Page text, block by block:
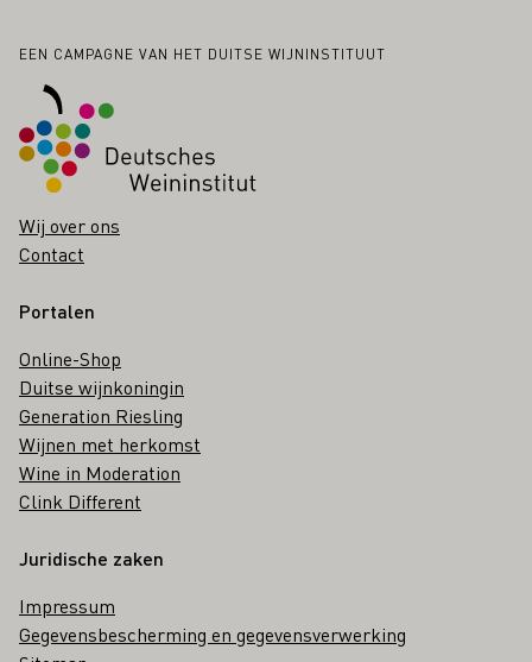
Voettekst
EEN CAMPAGNE VAN HET DUITSE WIJNINSTITUUT
Wij over ons
Contact
Portalen
Online-Shop
Duitse wijnkoningin
Generation Riesling
Wijnen met herkomst
Wine in Moderation
Clink Different
Juridische zaken
Impressum
Gegevensbescherming en gegevensverwerking